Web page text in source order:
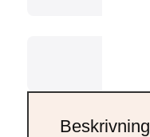
Beskrivning